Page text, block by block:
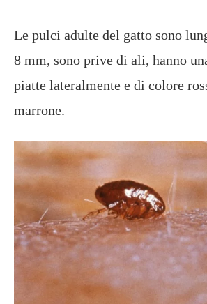
Le pulci adulte del gatto sono
8 mm, sono prive di ali, hanno
piatte lateralmente e di colore
marrone.